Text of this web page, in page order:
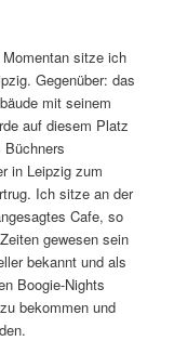
sitze ich
Gegenüber: das
mit seinem
auf diesem Platz
Büchners
in Leipzig zum
Ich sitze an der
Cafe, so
gewesen sein
bekannt und als
Boogie-Nights
bekommen und